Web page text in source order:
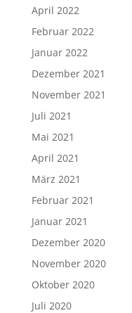
April 2022
Februar 2022
Januar 2022
Dezember 2021
November 2021
Juli 2021
Mai 2021
April 2021
März 2021
Februar 2021
Januar 2021
Dezember 2020
November 2020
Oktober 2020
Juli 2020